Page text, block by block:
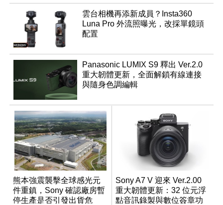
雲台相機再添新成員？Insta360
Luna Pro 外流照曝光，改採單鏡頭
配置
Panasonic LUMIX S9 釋出 Ver.2.0
重大韌體更新，全面解鎖有線連接
與隨身色調編輯
熊本強震襲擊全球感光元
件重鎮，Sony 確認廠房暫
停生產是否引發出貨危
Sony A7 V 迎來 Ver.2.00
重大韌體更新：32 位元浮
點音訊錄製與數位簽章功